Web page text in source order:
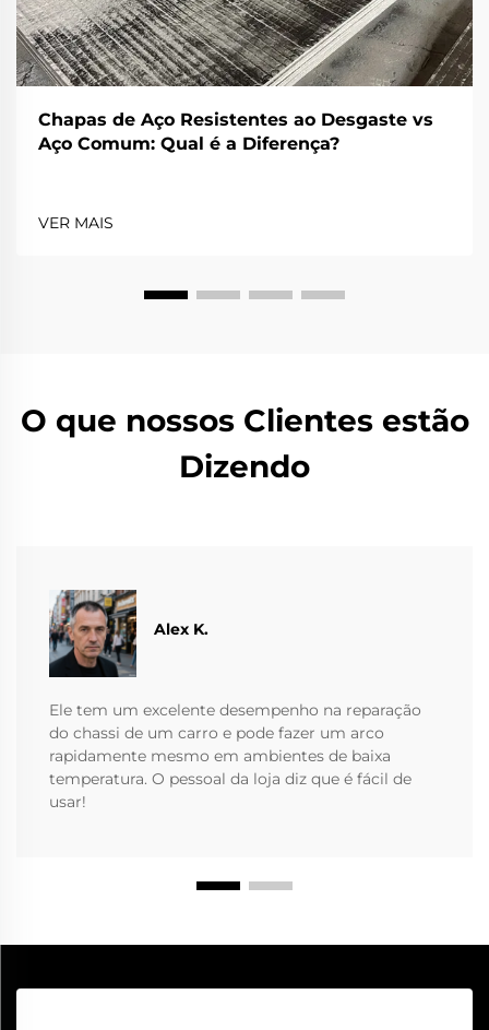
Chapas de Aço Resistentes ao Desgaste vs
Aço Comum: Qual é a Diferença?
VER MAIS
O que nossos Clientes estão
Dizendo
Alex K.
Ele tem um excelente desempenho na reparação
do chassi de um carro e pode fazer um arco
rapidamente mesmo em ambientes de baixa
temperatura. O pessoal da loja diz que é fácil de
usar!